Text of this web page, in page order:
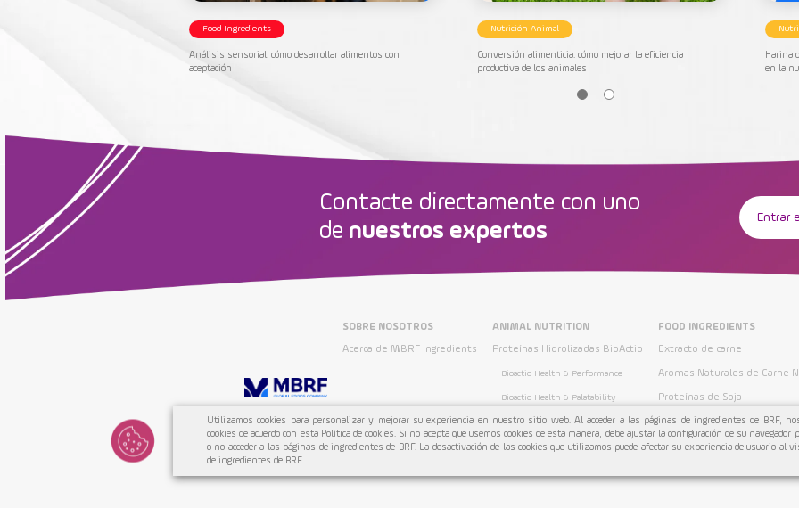
Food Ingredients
Análisis sensorial: cómo desarrollar alimentos con
aceptación
Nutrición Animal
Conversión alimenticia: cómo mejorar la eficiencia
productiva de los animales
Harina
en la
Contacte directamente con uno
de nuestros expertos
Entrar
SOBRE NOSOTROS
Acerca de MBRF Ingredients
ANIMAL NUTRITION
Proteínas Hidrolizadas BioActio
Bioactio Health & Performance
Bioactio Health & Palatability
Harinas Animales
Aceites y Grasas Animales
FOOD INGREDIENTS
Extracto de carne
Aromas Naturales de Carne
Proteínas de Soja
Pan Rallado
Utilizamos cookies para personalizar y mejorar su experiencia en nuestro sitio web. Al acceder a las páginas de ingredientes de BRF,
cookies de acuerdo con esta Política de cookies. Si no acepta que usemos cookies de esta manera, debe ajustar la configuración de su navegador
o no acceder a las páginas de ingredientes de BRF. La desactivación de las cookies que utilizamos puede afectar su experiencia de usuario al
de ingredientes de BRF.